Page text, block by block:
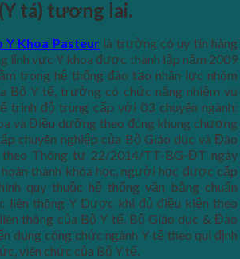
tá) tương lai.
Y Khoa Pasteurlà trường có uy tín hàng
lĩnh vực Y khoa được thành lập năm 2009
trong hệ thống đào tạo nhân lực nhóm
Bộ Y tế, trường có chức năng nhiệm vụ
trình độ trung cấp với 03 chuyên ngành:
và Điều dưỡng theo đúng khung chương
chuyên nghiệp của Bộ Giáo dục và Đào
theo Thông tư 22/2014/TT-BG-ĐT ngày
thành khóa học, người học được cấp
quy thuộc hệ thống văn bằng chuẩn
liên thông Y Dược khi đủ điều kiện theo
thông của Bộ Y tế, Bộ Giáo dục & Đào
dụng công chức ngành Y tế theo qui định
viên chức của Bộ Y tế.